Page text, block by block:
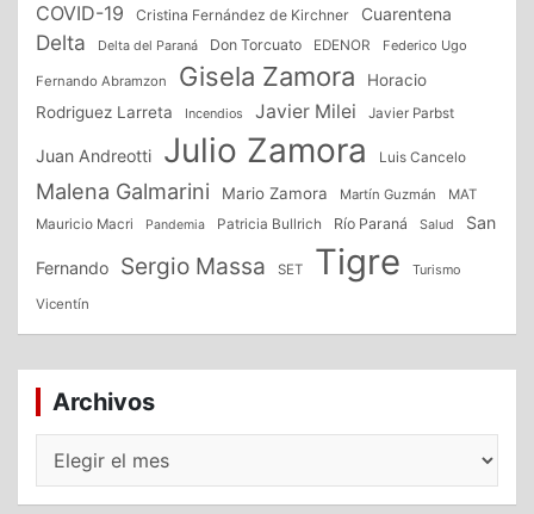
COVID-19 Cristina Fernández de Kirchner Cuarentena
Delta Delta del Paraná Don Torcuato EDENOR Federico Ugo
Fernando Abramzon Gisela Zamora
Horacio
Rodriguez Larreta
Incendios Javier Milei Javier Parbst
Juan Andreotti Julio Zamora Luis Cancelo
Malena Galmarini Mario Zamora Martín Guzmán
MAT
Mauricio Macri
Pandemia Patricia Bullrich Río Paraná Salud San
Fernando Sergio Massa SET Tigre Turismo
Vicentín
Archivos
Archivos